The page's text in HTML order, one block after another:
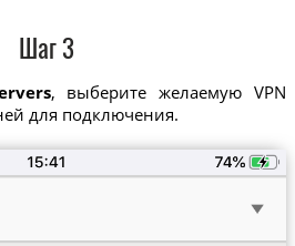
Шаг 3
, выберите желаемую VPN
для подключения.